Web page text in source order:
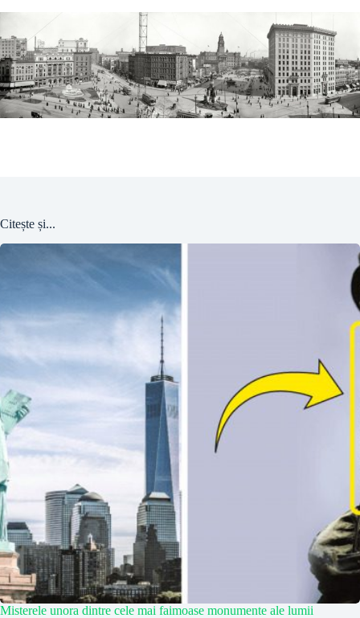
Citește și...
Misterele unora dintre cele mai faimoase monumente ale lumii